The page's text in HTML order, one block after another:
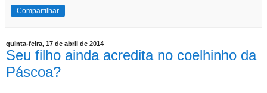
Compartilhar
quinta-feira, 17 de abril de 2014
Seu filho ainda acredita no coelhinho da
Páscoa?